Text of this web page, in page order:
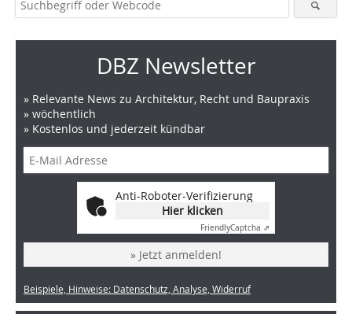
DBZ Newsletter
» Relevante News zu Architektur, Recht und Baupraxis
» wöchentlich
» Kostenlos und jederzeit kündbar
Anti-Roboter-Verifizierung
Hier klicken
FriendlyCaptcha ⇗
» Jetzt anmelden!
Beispiele, Hinweise: Datenschutz, Analyse, Widerruf